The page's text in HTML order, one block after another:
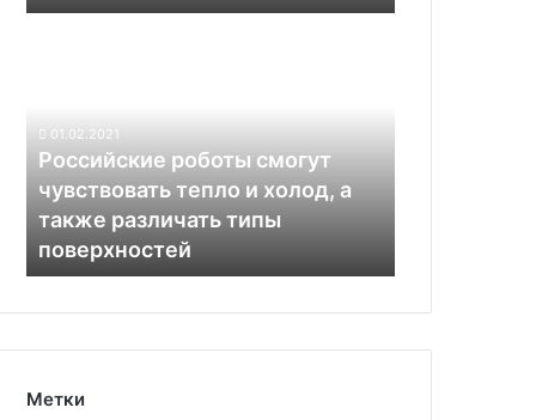
Луне
также
различать
типы
01.02.2021
Российские роботы смогут
чувствовать тепло и холод, а
также различать типы
поверхностей
Метки